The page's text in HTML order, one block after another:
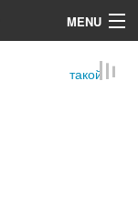
MENU
такой